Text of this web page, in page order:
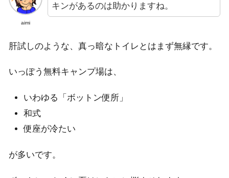
aimi
キンがあるのは助かりますね。
肝試しのような、真っ暗なトイレとはまず無縁です。
いっぽう無料キャンプ場は、
いわゆる「ボットン便所」
和式
便座が冷たい
が多いです。